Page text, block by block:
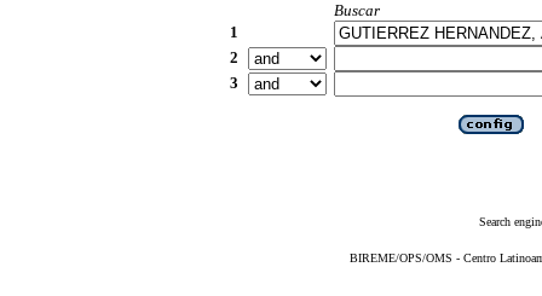
Buscar
1
2
3
Search
BIREME/OPS/OMS - Centro